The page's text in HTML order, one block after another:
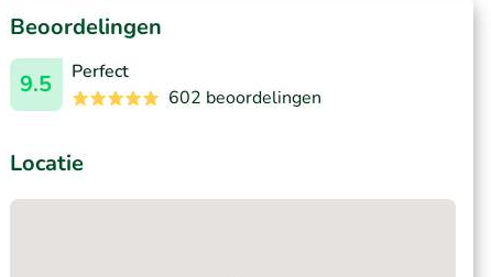
Beoordelingen
9.5
Perfect
602 beoordelingen
Locatie